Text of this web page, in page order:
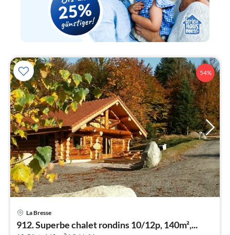
54%
La Bresse
912. Superbe chalet rondins 10/12p, 140m²,...